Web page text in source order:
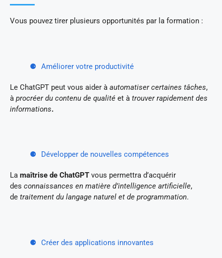
Vous pouvez tirer plusieurs opportunités par la formation :
Améliorer votre productivité
Le ChatGPT peut vous aider à automatiser certaines tâches,
à procréer du contenu de qualité et à trouver rapidement des
informations.
Développer de nouvelles compétences
La maîtrise de ChatGPT vous permettra d’acquérir
des connaissances en matière d’intelligence artificielle,
de traitement du langage naturel et de programmation.
Créer des applications innovantes